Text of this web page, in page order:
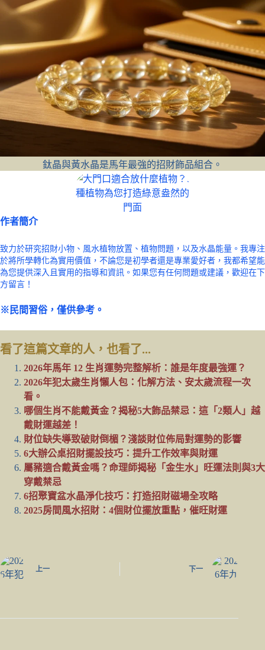
鈦晶與黃水晶是馬年最強的招財飾品組合。
作者簡介
致力於研究招財小物、風水植物放置、植物問題，以及水晶能量。我專注
於將所學轉化為實用價值，不論您是初學者還是專業愛好者，我都希望能
為您提供深入且實用的指導和資訊。如果您有任何問題或建議，歡迎在下
方留言！
※民間習俗，僅供參考。
看了這篇文章的人，也看了...
2026年馬年 12 生肖運勢完整解析：誰是年度最強運？
2026年犯太歲生肖懶人包：化解方法、安太歲流程一次
看。
哪個生肖不能戴黃金？揭秘5大飾品禁忌：這「2類人」越
戴財運越差！
財位缺失導致破財倒楣？淺談財位佈局對運勢的影響
6大辦公桌招財擺設技巧：提升工作效率與財運
屬豬適合戴黃金嗎？命理師揭秘「金生水」旺運法則與3大
穿戴禁忌
6招聚寶盆水晶淨化技巧：打造招財磁場全攻略
2025房間風水招財：4個財位擺放重點，催旺財運
上一 下一